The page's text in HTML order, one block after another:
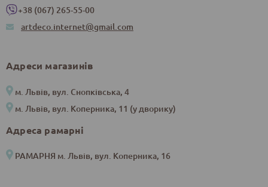
+38 (067) 265-55-00
artdeco.internet@gmail.com
Адреси магазинів
м. Львів, вул. Снопківська, 4
м. Львів, вул. Коперника, 11 (у дворику)
Адреса рамарні
РАМАРНЯ м. Львів, вул. Коперника, 16